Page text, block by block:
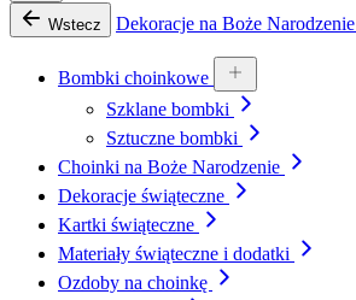
Wstecz Dekoracje na Boże Narodzenie
Bombki choinkowe
Szklane bombki
Sztuczne bombki
Choinki na Boże Narodzenie
Dekoracje świąteczne
Kartki świąteczne
Materiały świąteczne i dodatki
Ozdoby na choinkę